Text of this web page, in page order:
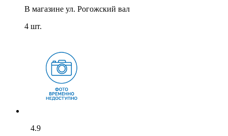
В магазине ул. Рогожский вал
4 шт.
4.9